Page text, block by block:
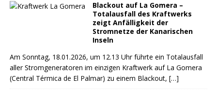
Blackout auf La Gomera –
Totalausfall des Kraftwerks
zeigt Anfälligkeit der
Stromnetze der Kanarischen
Inseln
Am Sonntag, 18.01.2026, um 12.13 Uhr führte ein Totalausfall
aller Stromgeneratoren im einzigen Kraftwerk auf La Gomera
(Central Térmica de El Palmar) zu einem Blackout, […]